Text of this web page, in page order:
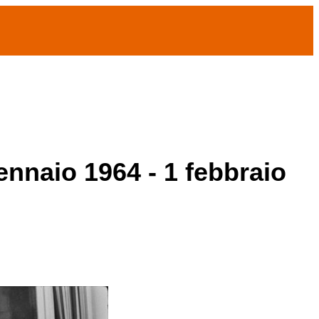
1964 - 1 febbraio